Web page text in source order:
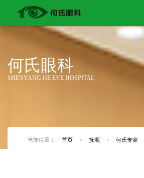
何氏眼科
SHENYANG HE EYE HOSPITAL
当前位置： 首页 > 抚顺 > 何氏专家